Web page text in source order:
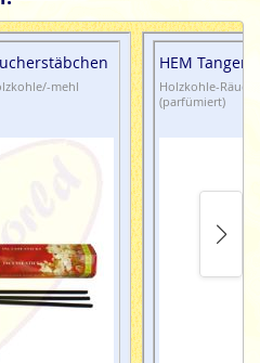
mehl
HEM
Holzkohle-
(parfümiert)